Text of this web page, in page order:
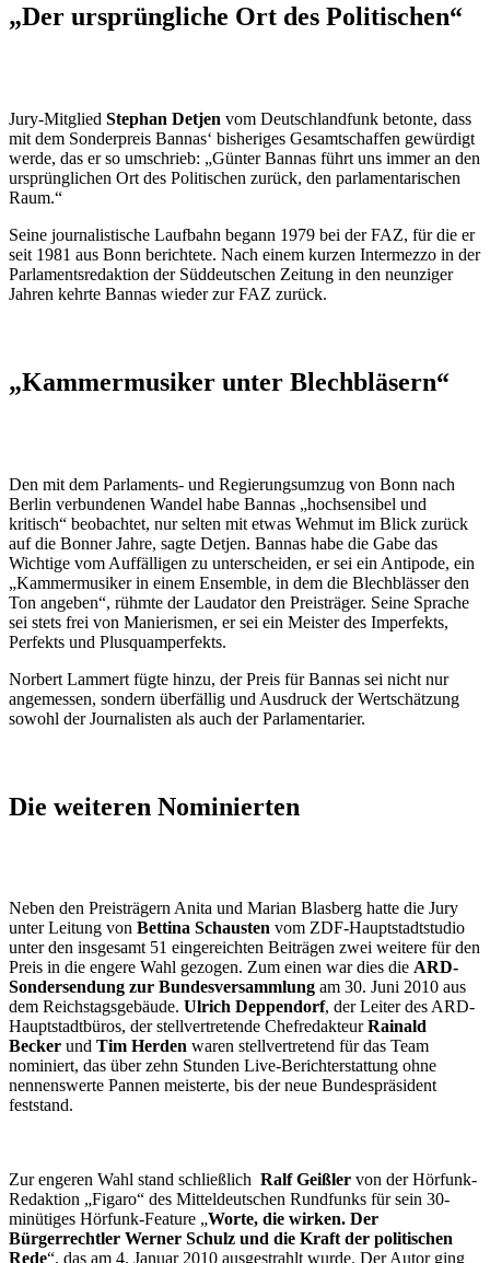
„Der ursprüngliche Ort des Politischen“
Jury-Mitglied Stephan Detjen vom Deutschlandfunk betonte, dass
mit dem Sonderpreis Bannas‘ bisheriges Gesamtschaffen gewürdigt
werde, das er so umschrieb: „Günter Bannas führt uns immer an den
ursprünglichen Ort des Politischen zurück, den parlamentarischen
Raum.“
Seine journalistische Laufbahn begann 1979 bei der FAZ, für die er
seit 1981 aus Bonn berichtete. Nach einem kurzen Intermezzo in der
Parlamentsredaktion der Süddeutschen Zeitung in den neunziger
Jahren kehrte Bannas wieder zur FAZ zurück.
„Kammermusiker unter Blechbläsern“
Den mit dem Parlaments- und Regierungsumzug von Bonn nach
Berlin verbundenen Wandel habe Bannas „hochsensibel und
kritisch“ beobachtet, nur selten mit etwas Wehmut im Blick zurück
auf die Bonner Jahre, sagte Detjen. Bannas habe die Gabe das
Wichtige vom Auffälligen zu unterscheiden, er sei ein Antipode, ein
„Kammermusiker in einem Ensemble, in dem die Blechblässer den
Ton angeben“, rühmte der Laudator den Preisträger. Seine Sprache
sei stets frei von Manierismen, er sei ein Meister des Imperfekts,
Perfekts und Plusquamperfekts.
Norbert Lammert fügte hinzu, der Preis für Bannas sei nicht nur
angemessen, sondern überfällig und Ausdruck der Wertschätzung
sowohl der Journalisten als auch der Parlamentarier.
Die weiteren Nominierten
Neben den Preisträgern Anita und Marian Blasberg hatte die Jury
unter Leitung von Bettina Schausten vom ZDF-Hauptstadtstudio
unter den insgesamt 51 eingereichten Beiträgen zwei weitere für den
Preis in die engere Wahl gezogen. Zum einen war dies die ARD-
Sondersendung zur Bundesversammlung am 30. Juni 2010 aus
dem Reichstagsgebäude. Ulrich Deppendorf, der Leiter des ARD-
Hauptstadtbüros, der stellvertretende ChefredakteurRainald
Becker und Tim Herden waren stellvertretend für das Team
nominiert, das über zehn Stunden Live-Berichterstattung ohne
nennenswerte Pannen meisterte, bis der neue Bundespräsident
feststand.
Zur engeren Wahl stand schließlich Ralf Geißler von der Hörfunk-
Redaktion „Figaro“ des Mitteldeutschen Rundfunks für sein 30-
minütiges Hörfunk-Feature „Worte, die wirken. Der
Bürgerrechtler Werner Schulz und die Kraft der politischen
Rede“, das am 4. Januar 2010 ausgestrahlt wurde. Der Autor ging